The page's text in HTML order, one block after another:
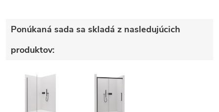
Ponúkaná sada sa skladá z nasledujúcich
produktov: